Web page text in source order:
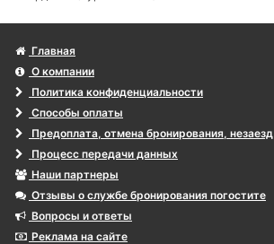
Главная
О компании
Политика конфиденциальности
Способы оплаты
Предоплата, отмена бронирования, незаезд
Процесс передачи данных
Наши партнеры
Отзывы о службе бронирования погостите
Вопросы и ответы
Реклама на сайте